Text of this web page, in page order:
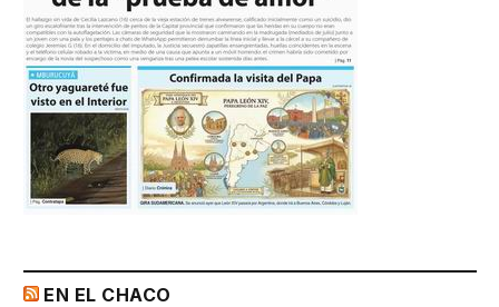
EN EL CHACO